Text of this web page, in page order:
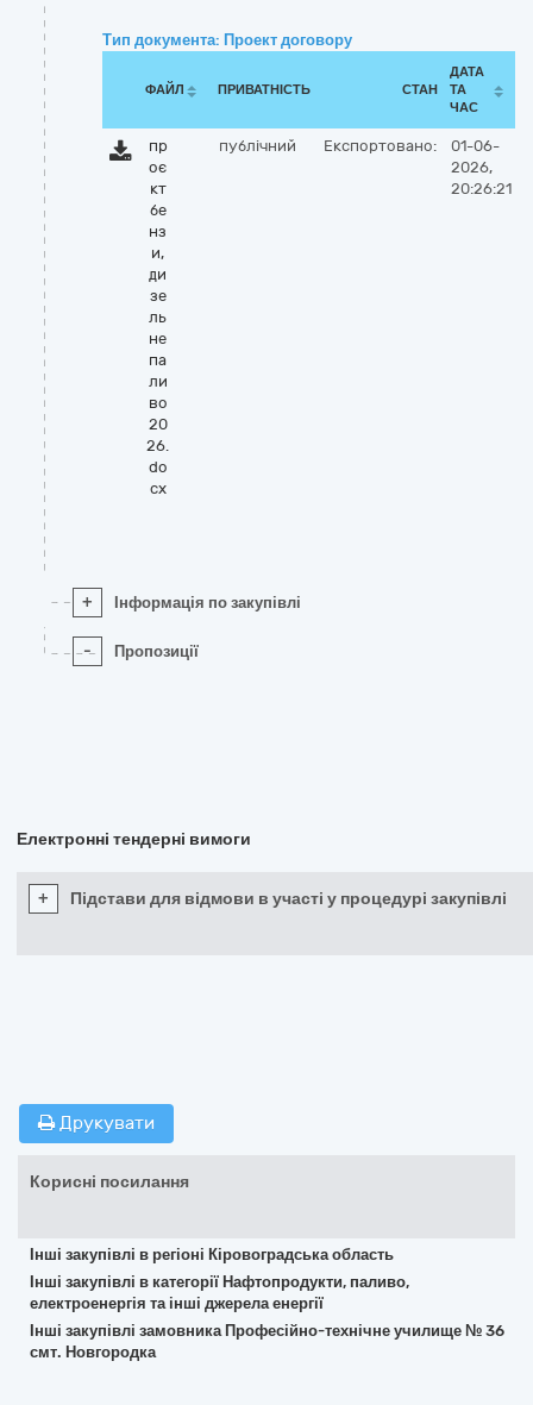
Тип документа: Проект договору
ФАЙЛ ПРИВАТНІСТЬ СТАН
ДАТА
ТА
ЧАС
пр
оє
кт
бе
нз
и,
ди
зе
ль
не
па
ли
во
20
26.
do
cx
публічний Експортовано:
01-06-
2026,
20:26:21
+ Інформація по закупівлі
- Пропозиції
Електронні тендерні вимоги
+ Підстави для відмови в участі у процедурі закупівлі
Друкувати
Корисні посилання
Інші закупівлі в регіоні Кіровоградська область
Інші закупівлі в категорії Нафтопродукти, паливо,
електроенергія та інші джерела енергії
Інші закупівлі замовника Професійно-технічне училище № 36
смт. Новгородка